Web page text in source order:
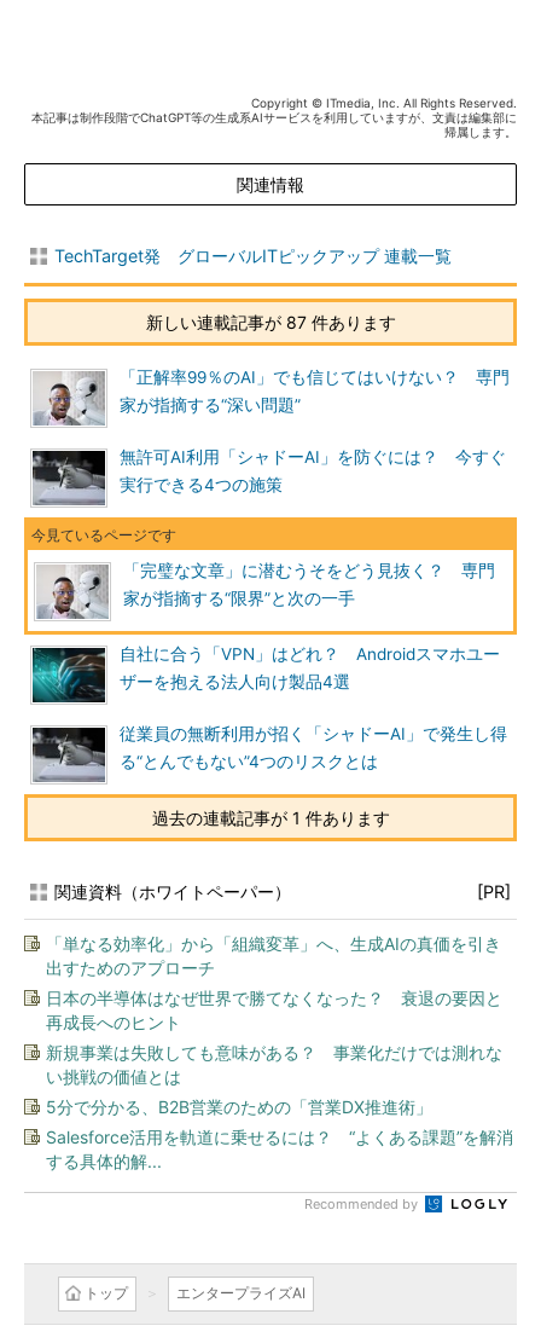
Copyright © ITmedia, Inc. All Rights Reserved.
本記事は制作段階でChatGPT等の生成系AIサービスを利用していますが、文責は編集部に
帰属します。
関連情報
TechTarget発 グローバルITピックアップ 連載一覧
新しい連載記事が 87 件あります
「正解率99％のAI」でも信じてはいけない？ 専門
家が指摘する“深い問題”
無許可AI利用「シャドーAI」を防ぐには？ 今すぐ
実行できる4つの施策
「完璧な文章」に潜むうそをどう見抜く？ 専門
家が指摘する“限界”と次の一手
自社に合う「VPN」はどれ？ Androidスマホユー
ザーを抱える法人向け製品4選
従業員の無断利用が招く「シャドーAI」で発生し得
る“とんでもない”4つのリスクとは
過去の連載記事が 1 件あります
関連資料（ホワイトペーパー） [PR]
「単なる効率化」から「組織変革」へ、生成AIの真価を引き
出すためのアプローチ
日本の半導体はなぜ世界で勝てなくなった？ 衰退の要因と
再成長へのヒント
新規事業は失敗しても意味がある？ 事業化だけでは測れな
い挑戦の価値とは
5分で分かる、B2B営業のための「営業DX推進術」
Salesforce活用を軌道に乗せるには？ “よくある課題”を解消
する具体的解...
Recommended by
トップ エンタープライズAI